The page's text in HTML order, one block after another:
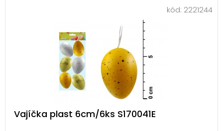
kód: 2221244
Vajíčka plast 6cm/6ks S170041E